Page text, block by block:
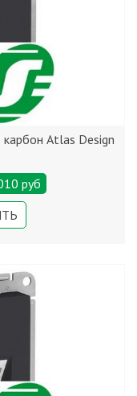
Atlas Design
руб